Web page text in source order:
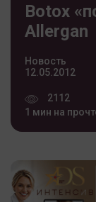
Botox
Allergan
Новость
12.05.2012
2112
1 мин на